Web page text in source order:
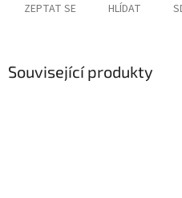
ZEPTAT SE HLÍDAT
Související produkty